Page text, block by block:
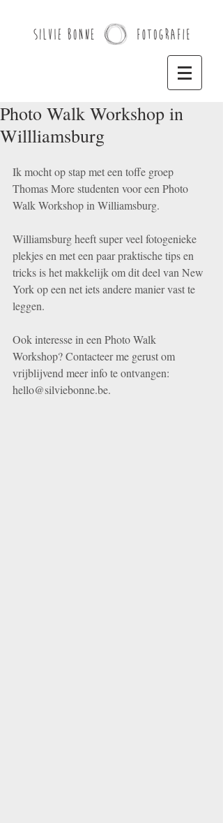
Photo Walk Workshop in
Willliamsburg
Ik mocht op stap met een toffe groep
Thomas More studenten voor een Photo
Walk Workshop in Williamsburg.
Williamsburg heeft super veel fotogenieke
plekjes en met een paar praktische tips en
tricks is het makkelijk om dit deel van New
York op een net iets andere manier vast te
leggen.
Ook interesse in een Photo Walk
Workshop? Contacteer me gerust om
vrijblijvend meer info te ontvangen:
hello@silviebonne.be.